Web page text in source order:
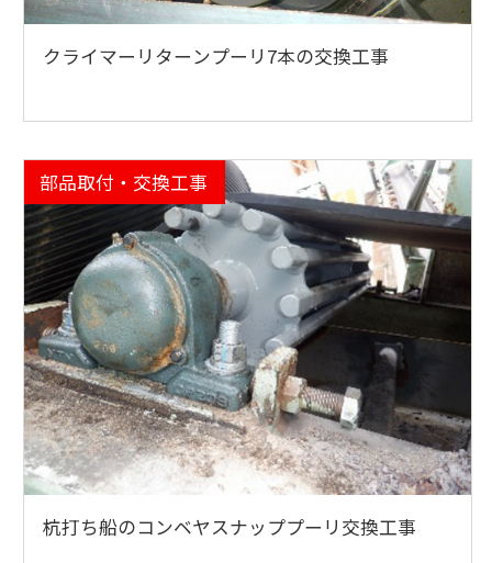
クライマーリターンプーリ7本の交換工事
部品取付・交換工事
杭打ち船のコンベヤスナッププーリ交換工事